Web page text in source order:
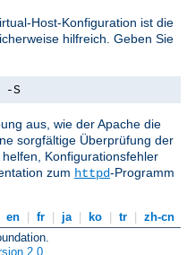
Host-Konfiguration ist die
hilfreich. Geben Sie
-S
aus, wie der Apache die
sorgfältige Überprüfung der
Konfigurationsfehler
zum httpd-Programm
en fr ja ko tr
zh-cn
2.0